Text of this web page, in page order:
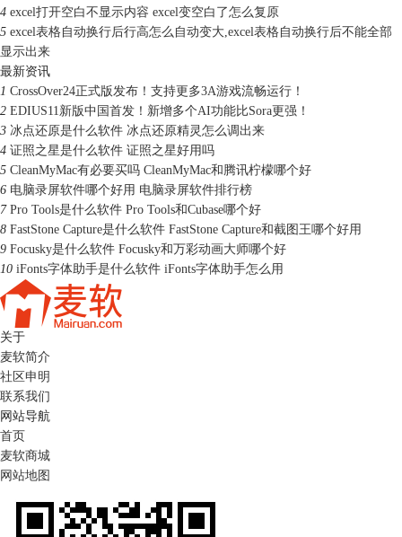
4 excel打开空白不显示内容 excel变空白了怎么复原
5 excel表格自动换行后行高怎么自动变大,excel表格自动换行后不能全部
显示出来
最新资讯
1 CrossOver24正式版发布！支持更多3A游戏流畅运行！
2 EDIUS11新版中国首发！新增多个AI功能比Sora更强！
3 冰点还原是什么软件 冰点还原精灵怎么调出来
4 证照之星是什么软件 证照之星好用吗
5 CleanMyMac有必要买吗 CleanMyMac和腾讯柠檬哪个好
6 电脑录屏软件哪个好用 电脑录屏软件排行榜
7 Pro Tools是什么软件 Pro Tools和Cubase哪个好
8 FastStone Capture是什么软件 FastStone Capture和截图王哪个好用
9 Focusky是什么软件 Focusky和万彩动画大师哪个好
10 iFonts字体助手是什么软件 iFonts字体助手怎么用
关于
麦软简介
社区申明
联系我们
网站导航
首页
麦软商城
网站地图